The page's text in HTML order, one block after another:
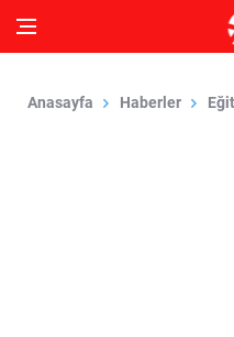
Anasayfa Haberler